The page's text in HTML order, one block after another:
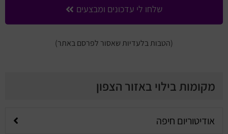
שלחו לי עדכונים ומבצעים
(הטבות בלעדיות שאסור לפרסם באתר)
מקומות בילוי באזור הצפון
אודיטוריום חיפה